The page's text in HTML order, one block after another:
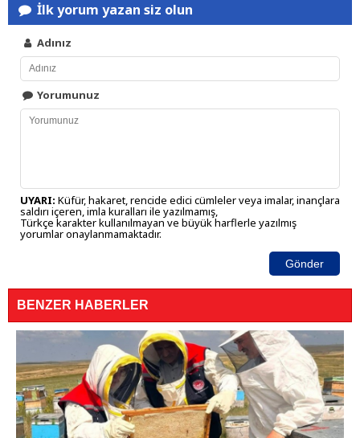
İlk yorum yazan siz olun
Adınız
Yorumunuz
UYARI: Küfür, hakaret, rencide edici cümleler veya imalar, inançlara
saldırı içeren, imla kuralları ile yazılmamış,
Türkçe karakter kullanılmayan ve büyük harflerle yazılmış
yorumlar onaylanmamaktadır.
Gönder
BENZER HABERLER